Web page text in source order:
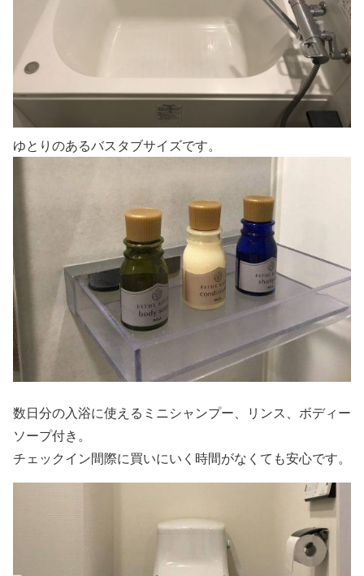
ゆとりのあるバスタブサイズです。
数日分の入浴に使えるミニシャンプー、リンス、ボディー
ソープ付き。
チェックイン間際に買いにいく時間がなくても安心です。